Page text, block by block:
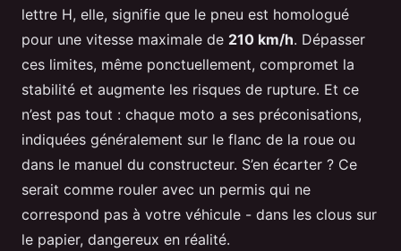
lettre H, elle, signifie que le pneu est homologué
pour une vitesse maximale de 210 km/h. Dépasser
ces limites, même ponctuellement, compromet la
stabilité et augmente les risques de rupture. Et ce
n’est pas tout : chaque moto a ses préconisations,
indiquées généralement sur le flanc de la roue ou
dans le manuel du constructeur. S’en écarter ? Ce
serait comme rouler avec un permis qui ne
correspond pas à votre véhicule - dans les clous sur
le papier, dangereux en réalité.